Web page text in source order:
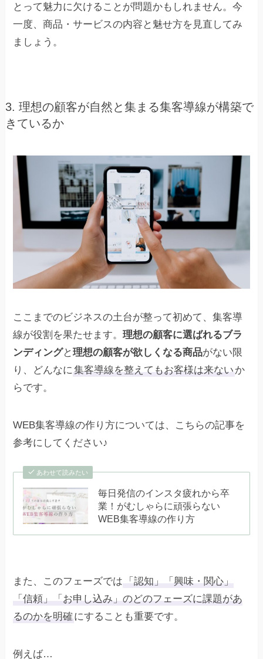
とって魅力に欠けることが問題かもしれません。今
一度、商品・サービスの内容と魅せ方を見直してみ
ましょう。
3. 理想の顧客が自然と集まる集客導線が構築で
きているか
ここまでのビジネスの土台が整って初めて、集客導
線が役割を果たせます。理想の顧客に選ばれるブラ
ンディングと理想の顧客が欲しくなる商品がない限
り、どんなに集客導線を整えてもお客様は来ない か
らです。
WEB集客導線の作り方については、こちらの記事を
参考にしてください♪
あわせて読みたい
毎日発信のインスタ疲れから卒
業！がむしゃらに頑張らない
WEB集客導線の作り方
また、このフェーズでは
「認知」「興味・関心」
「信頼」「お申し込み」のどのフェーズに課題があ
るのかを明確 にすることも重要です。
例えば…